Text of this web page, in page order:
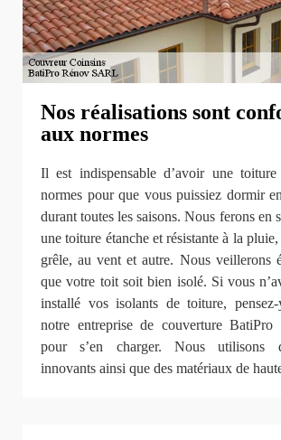
Nos réalisations sont
aux normes
Il est indispensable d’avoir une toiture
normes pour que vous puissiez dormir
durant toutes les saisons. Nous ferons en
une toiture étanche et résistante à la
grêle, au vent et autre. Nous veillerons
que votre toit soit bien isolé. Si vous
installé vos isolants de toiture,
notre entreprise de couverture
pour s’en charger. Nous utilisons
innovants ainsi que des matériaux de